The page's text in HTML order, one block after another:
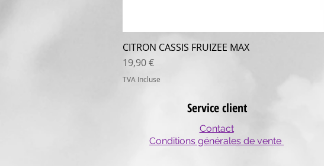
CITRON CASSIS FRUIZEE MAX
Prix
19,90 €
TVA Incluse
Service client
Contact
Conditions générales de vente